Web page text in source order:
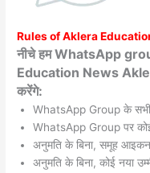
Rules ofAklera
नीचे हम WhatsApp
Education News
करेंगे:
WhatsApp Group के सभी
WhatsApp Group पर
अनुमति के बिना, समूह
अनुमति के बिना, कोई नया